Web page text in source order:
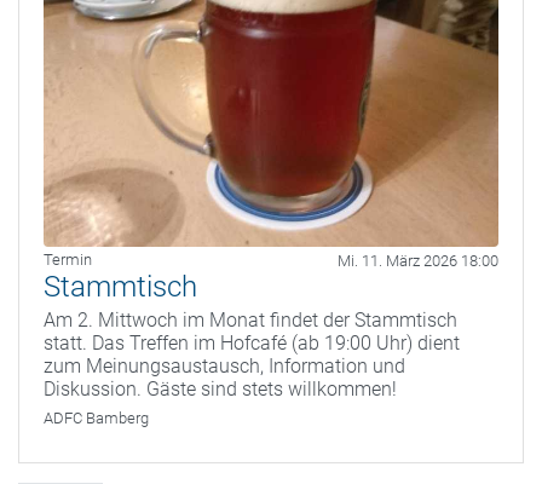
Termin Mi. 11. März 2026 18:00
Stammtisch
Am 2. Mittwoch im Monat findet der Stammtisch
statt. Das Treffen im Hofcafé (ab 19:00 Uhr) dient
zum Meinungsaustausch, Information und
Diskussion. Gäste sind stets willkommen!
ADFC Bamberg